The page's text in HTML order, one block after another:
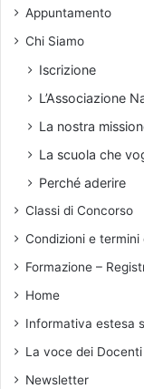
o Appuntamento
Chi Siamo
Iscrizione
L’Associazione
La nostra
La scuola che
Perché aderire
Classi di Concorso
Condizioni e
Formazione –
Home
Informativa estesa
La voce dei Docenti
Newsletter